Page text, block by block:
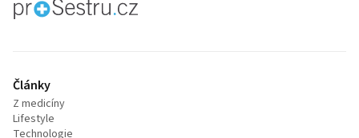
proLékaře.cz
Články
Z medicíny
Lifestyle
Technologie